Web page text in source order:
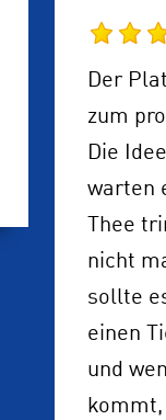
Der
zum
Die
warten
Thee
nicht
sollte
einen
und
kommt,